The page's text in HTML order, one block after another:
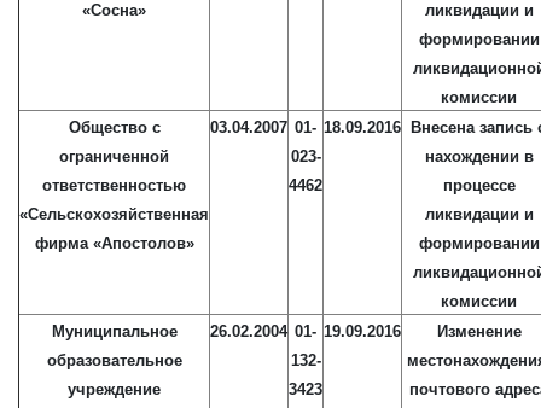
«Сосна»
ликвидации и
формировании
комиссии
Общество с
ограниченной
ответственностью
«Сельскохозяйственная
фирма «Апостолов»
03.04.2007 01-
023-
4462
18.09.2016
Внесена запись
нахождении в
процессе
ликвидации и
формировании
комиссии
Муниципальное
образовательное
учреждение
26.02.2004 01-
132-
3423
19.09.2016
Изменение
почтового